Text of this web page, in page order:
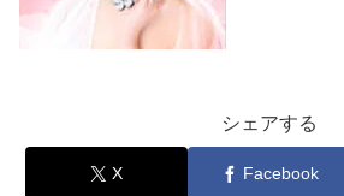
シェアする
X Facebook